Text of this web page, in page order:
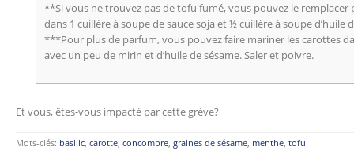
**Si vous ne trouvez pas de tofu fumé, vous pouvez le
dans 1 cuillère à soupe de sauce soja et ½ cuillère à soupe d’huile
***Pour plus de parfum, vous pouvez faire mariner les carottes
avec un peu de mirin et d’huile de sésame. Saler et poivre.
Et vous, êtes-vous impacté par cette grève?
Mots-clés: basilic, carotte, concombre, graines de sésame, menthe, tofu